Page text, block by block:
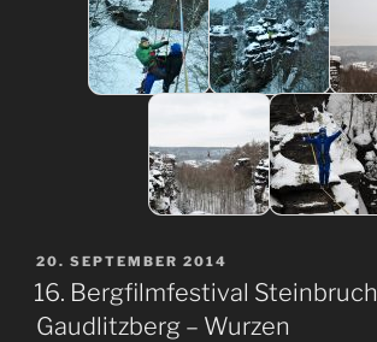
VERÖFFENTLICHT
AM
20. SEPTEMBER 2014
16. Bergfilmfestival Steinbruch
Gaudlitzberg – Wurzen